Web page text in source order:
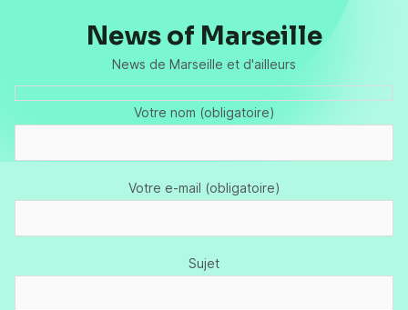
News of Marseille
News de Marseille et d'ailleurs
Votre nom (obligatoire)
Votre e-mail (obligatoire)
Sujet